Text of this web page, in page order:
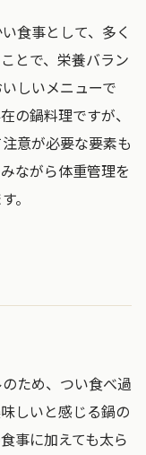
食事として、多く
とで、栄養バラン
しいメニューで
の鍋料理ですが、
意が必要な要素も
ながら体重管理を
。
ため、つい食べ過
しいと感じる鍋の
事に加えても太ら